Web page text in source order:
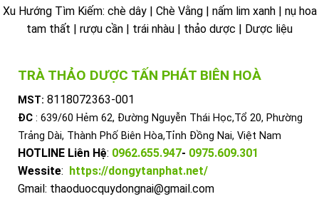
Xu Hướng Tìm Kiếm: chè dây | Chè Vằng | nấm lim xanh | nụ hoa
tam thất | rượu cần | trái nhàu | thảo dược | Dược liệu
TRÀ THẢO DƯỢC TẤN PHÁT BIÊN HOÀ
MST: 8118072363-001
ĐC : 639/60 Hẻm 62, Đường Nguyễn Thái Học,Tổ 20, Phường
Trảng Dài, Thành Phố Biên Hòa,Tỉnh Đồng Nai, Việt Nam
HOTLINE Liên Hệ: 0962.655.947- 0975.609.301
Wessite:
https://dongytanphat.net/
Gmail: thaoduocquydongnai@gmail.com